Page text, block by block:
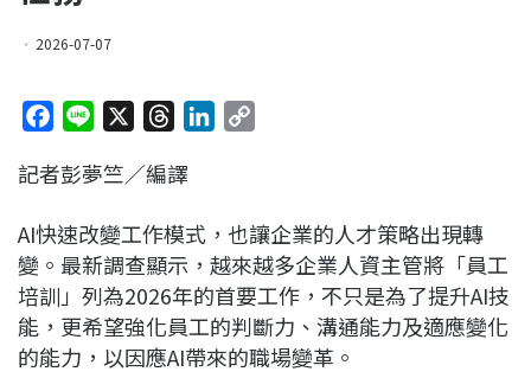
2026-07-07
c
b
o
o
k
n
r
a
d
s
e
d
I
n
L
i
n
k
記者彭夢竺／編譯
AI快速改變工作模式，也讓企業的人才策略出現轉
變。最新調查顯示，越來越多企業人資主管將「員工
培訓」列為2026年的首要工作，不只是為了提升AI技
能，更希望強化員工的判斷力、溝通能力及適應變化
的能力，以因應AI帶來的職場變革。